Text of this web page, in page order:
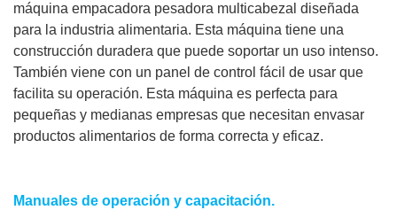
máquina empacadora pesadora multicabezal diseñada
para la industria alimentaria. Esta máquina tiene una
construcción duradera que puede soportar un uso intenso.
También viene con un panel de control fácil de usar que
facilita su operación. Esta máquina es perfecta para
pequeñas y medianas empresas que necesitan envasar
productos alimentarios de forma correcta y eficaz.
Manuales de operación y capacitación.